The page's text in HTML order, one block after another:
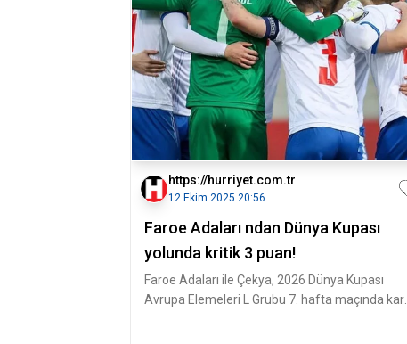
https://hurriyet.com.tr
12 Ekim 2025 20:56
Faroe Adaları ndan Dünya Kupası
yolunda kritik 3 puan!
Faroe Adaları ile Çekya, 2026 Dünya Kupası
Avrupa Elemeleri L Grubu 7. hafta maçında karşı